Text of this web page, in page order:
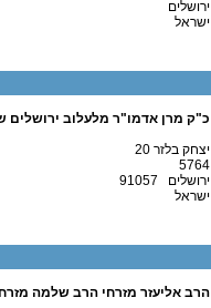
ירושלים
ישראל
כ"ק מרן אדמו"ר מלעלוב ירושלים
יצחק בלזר 20
5764
ירושלים 91057
ישראל
הרב אליעזר מזרחי הרב שלמה
הרב אליעזר מזרחי